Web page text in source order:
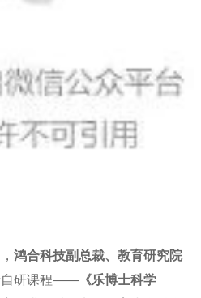
鸿合科技副总裁、教育研究院
自研课程——《乐博士科学